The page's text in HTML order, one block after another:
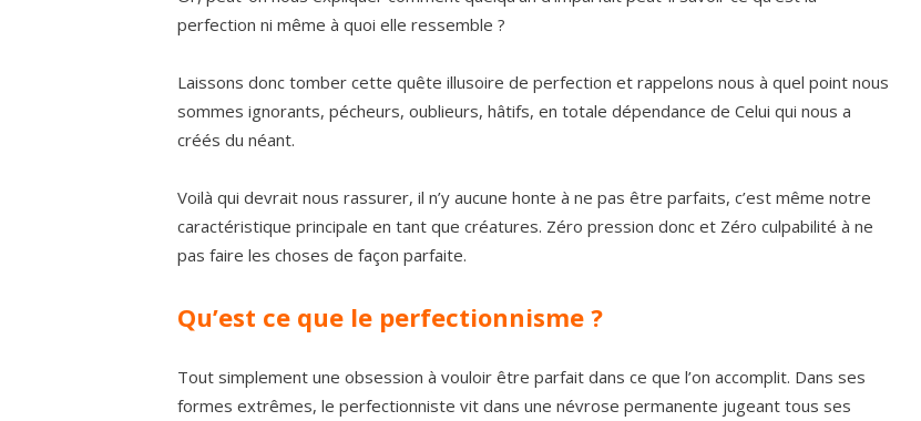
perfection ni même à quoi elle ressemble ?
Laissons donc tomber cette quête illusoire de perfection et rappelons nous à quel point nous
sommes ignorants, pécheurs, oublieurs, hâtifs, en totale dépendance de Celui qui nous a
créés du néant.
Voilà qui devrait nous rassurer, il n’y aucune honte à ne pas être parfaits, c’est même notre
caractéristique principale en tant que créatures. Zéro pression donc et Zéro culpabilité à ne
pas faire les choses de façon parfaite.
Qu’est ce que le perfectionnisme ?
Tout simplement une obsession à vouloir être parfait dans ce que l’on accomplit. Dans ses
formes extrêmes, le perfectionniste vit dans une névrose permanente jugeant tous ses